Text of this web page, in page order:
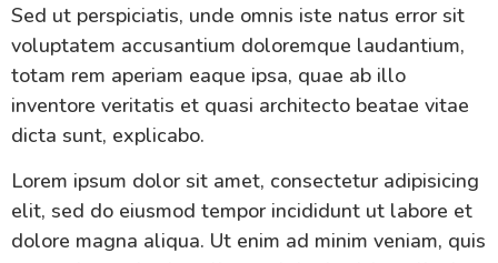
Sed ut perspiciatis, unde omnis iste natus error sit
voluptatem accusantium doloremque laudantium,
totam rem aperiam eaque ipsa, quae ab illo
inventore veritatis et quasi architecto beatae vitae
dicta sunt, explicabo.
Lorem ipsum dolor sit amet, consectetur adipisicing
elit, sed do eiusmod tempor incididunt ut labore et
dolore magna aliqua. Ut enim ad minim veniam, quis